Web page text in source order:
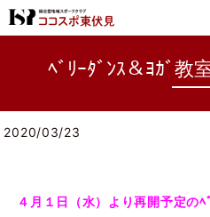
ﾍﾞﾘｰﾀﾞﾝｽ＆ﾖｶﾞ
2020/03/23
４月１日（水）より再開予定のﾍ